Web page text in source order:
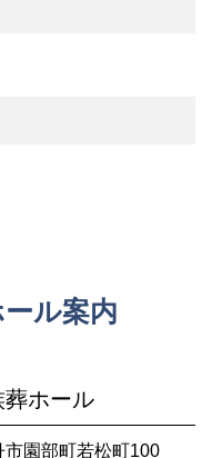
ル案内
葬ホール
市園部町若松町100